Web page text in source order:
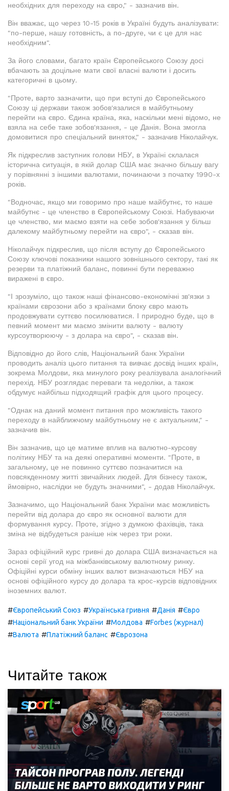
необхідних для переходу на євро," - зазначив він.
Він вважає, що через 10-15 років в Україні будуть аналізувати:
"по-перше, нашу готовність, а по-друге, чи є це для нас
необхідним".
За його словами, багато країн Європейського Союзу досі
вбачають за доцільне мати свої власні валюти і досить
категоричні в цьому.
"Проте, варто зазначити, що при вступі до Європейського
Союзу ці держави також зобов'язалися в майбутньому
перейти на євро. Єдина країна, яка, наскільки мені відомо, не
взяла на себе таке зобов'язання, - це Данія. Вона змогла
домовитися про спеціальний виняток," - зазначив Ніколайчук.
Як підкреслив заступник голови НБУ, в Україні склалася
історична ситуація, в якій долар США має значно більшу вагу
у порівнянні з іншими валютами, починаючи з початку 1990-х
років.
"Водночас, якщо ми говоримо про наше майбутнє, то наше
майбутнє - це членство в Європейському Союзі. Набуваючи
це членство, ми маємо взяти на себе зобов'язання у більш
далекому майбутньому перейти на євро", - сказав він.
Ніколайчук підкреслив, що після вступу до Європейського
Союзу ключові показники нашого зовнішнього сектору, такі як
резерви та платіжний баланс, повинні бути переважно
виражені в євро.
"І зрозуміло, що також наші фінансово-економічні зв'язки з
країнами єврозони або з країнами блоку євро мають
продовжувати суттєво посилюватися. І природно буде, що в
певний момент ми маємо змінити валюту - валюту
курсоутворюючу - з долара на євро", - сказав він.
Відповідно до його слів, Національний банк України
проводить аналіз цього питання та вивчає досвід інших країн,
зокрема Молдови, яка минулого року реалізувала аналогічний
перехід. НБУ розглядає переваги та недоліки, а також
обдумує найбільш підходящий графік для цього процесу.
"Однак на даний момент питання про можливість такого
переходу в найближчому майбутньому не є актуальним," -
зазначив він.
Він зазначив, що це матиме вплив на валютно-курсову
політику НБУ та на деякі оперативні моменти. "Проте, в
загальному, це не повинно суттєво позначитися на
повсякденному житті звичайних людей. Для бізнесу також,
ймовірно, наслідки не будуть значними", - додав Ніколайчук.
Зазначимо, що Національний банк України має можливість
перейти від долара до євро як основної валюти для
формування курсу. Проте, згідно з думкою фахівців, така
зміна не відбудеться раніше ніж через три роки.
Зараз офіційний курс гривні до долара США визначається на
основі серії угод на міжбанківському валютному ринку.
Офіційні курси обміну інших валют визначаються НБУ на
основі офіційного курсу до долара та крос-курсів відповідних
іноземних валют.
#Європейський Союз #Українська гривня #Данія #Євро
#Національний банк України #Молдова #Forbes (журнал)
#Валюта #Платіжний баланс #Єврозона
Читайте також